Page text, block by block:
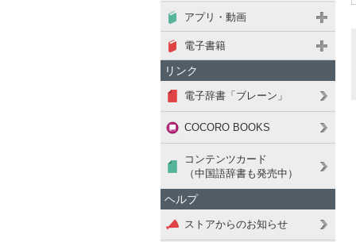
アプリ・動画
電子書籍
リンク
電子辞書「ブレーン」
COCORO BOOKS
コンテンツカード
（中国語辞書も発売中）
ヘルプ
ストアからのお知らせ